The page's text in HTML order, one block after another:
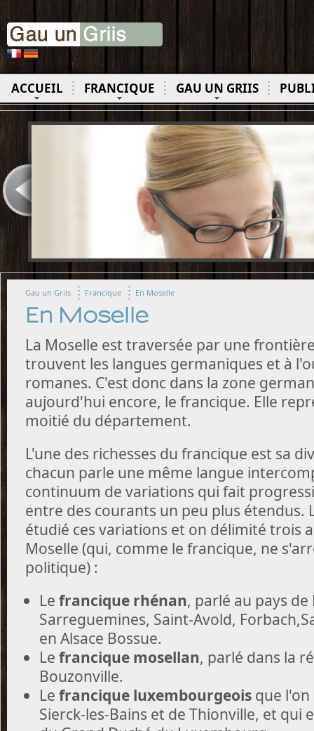
ACCUEIL FRANCIQUE GAU UN GRIIS
Gau un Griis Francique En Moselle
En Moselle
La Moselle est traversée par une
trouvent les langues germaniques et à
romanes. C'est donc dans la zone
aujourd'hui encore, le francique. Elle
moitié du département.
L'une des richesses du francique est sa
chacun parle une même langue
continuum de variations qui fait
entre des courants un peu plus étendus.
étudié ces variations et on délimité trois
Moselle (qui, comme le francique, ne
politique) :
Le francique rhénan, parlé au pays de
Sarreguemines, Saint-Avold,
en Alsace Bossue.
Le francique mosellan, parlé dans la
Bouzonville.
Le francique luxembourgeois que
Sierck-les-Bains et de Thionville, et qui